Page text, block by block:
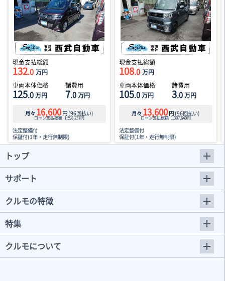
現金支払総額
132.0 万円
車両本体価格
125.0万円
諸費用
7.0万円
月々 16,600円 (96回払い)
ローン支払総額 1,598,237円
法定整備付
保証付(1年・走行無制限)
現金支払総額
108.0 万円
車両本体価格
105.0万円
諸費用
3.0万円
月々 13,600円 (96回払い)
ローン支払総額 1,307,649円
法定整備付
保証付(1年・走行無制限)
トップ
サポート
クルモの特徴
特集
クルモについて